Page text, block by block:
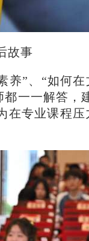
故事
”、“如何
一一解答，
专业课程